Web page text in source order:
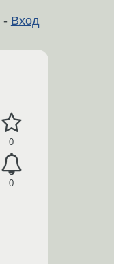
- Вход
0
0